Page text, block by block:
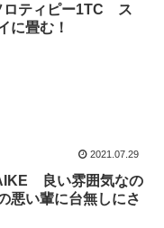
ロティピー1TC ス
に畳む！
2021.07.29
良い雰囲気なの
悪い輩に台無しにさ